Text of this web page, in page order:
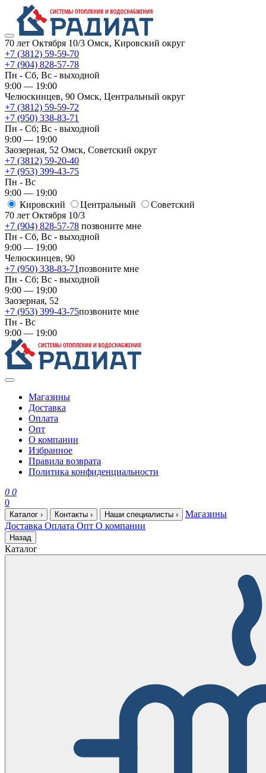
70 лет Октября 10/3 Омск, Кировский округ
+7 (3812) 59-59-70
+7 (904) 828-57-78
Пн - Сб, Вс - выходной
9:00 — 19:00
Челюскинцев, 90 Омск, ​Центральный округ
+7 (3812) 59-59-72
+7 (950) 338-83-71
Пн - Сб; Вс - выходной
9:00 — 19:00
Заозерная, 52 Омск, ​Советский округ
+7 (3812) 59-20-40
+7 (953) 399-43-75
Пн - Вс
9:00 — 19:00
Кировский
​Центральный
​Советский
70 лет Октября 10/3
+7 (904) 828-57-78 позвоните мне
Пн - Сб, Вс - выходной
9:00 — 19:00
Челюскинцев, 90
+7 (950) 338-83-71позвоните мне
Пн - Сб; Вс - выходной
9:00 — 19:00
Заозерная, 52
+7 (953) 399-43-75позвоните мне
Пн - Вс
9:00 — 19:00
Магазины
Доставка
Оплата
Опт
О компании
Избранное
Правила возврата
Политика конфиденциальности
0 0
0
Каталог › Контакты › Наши специалисты ›
Магазины
Доставка Оплата Опт О компании
Назад
Каталог